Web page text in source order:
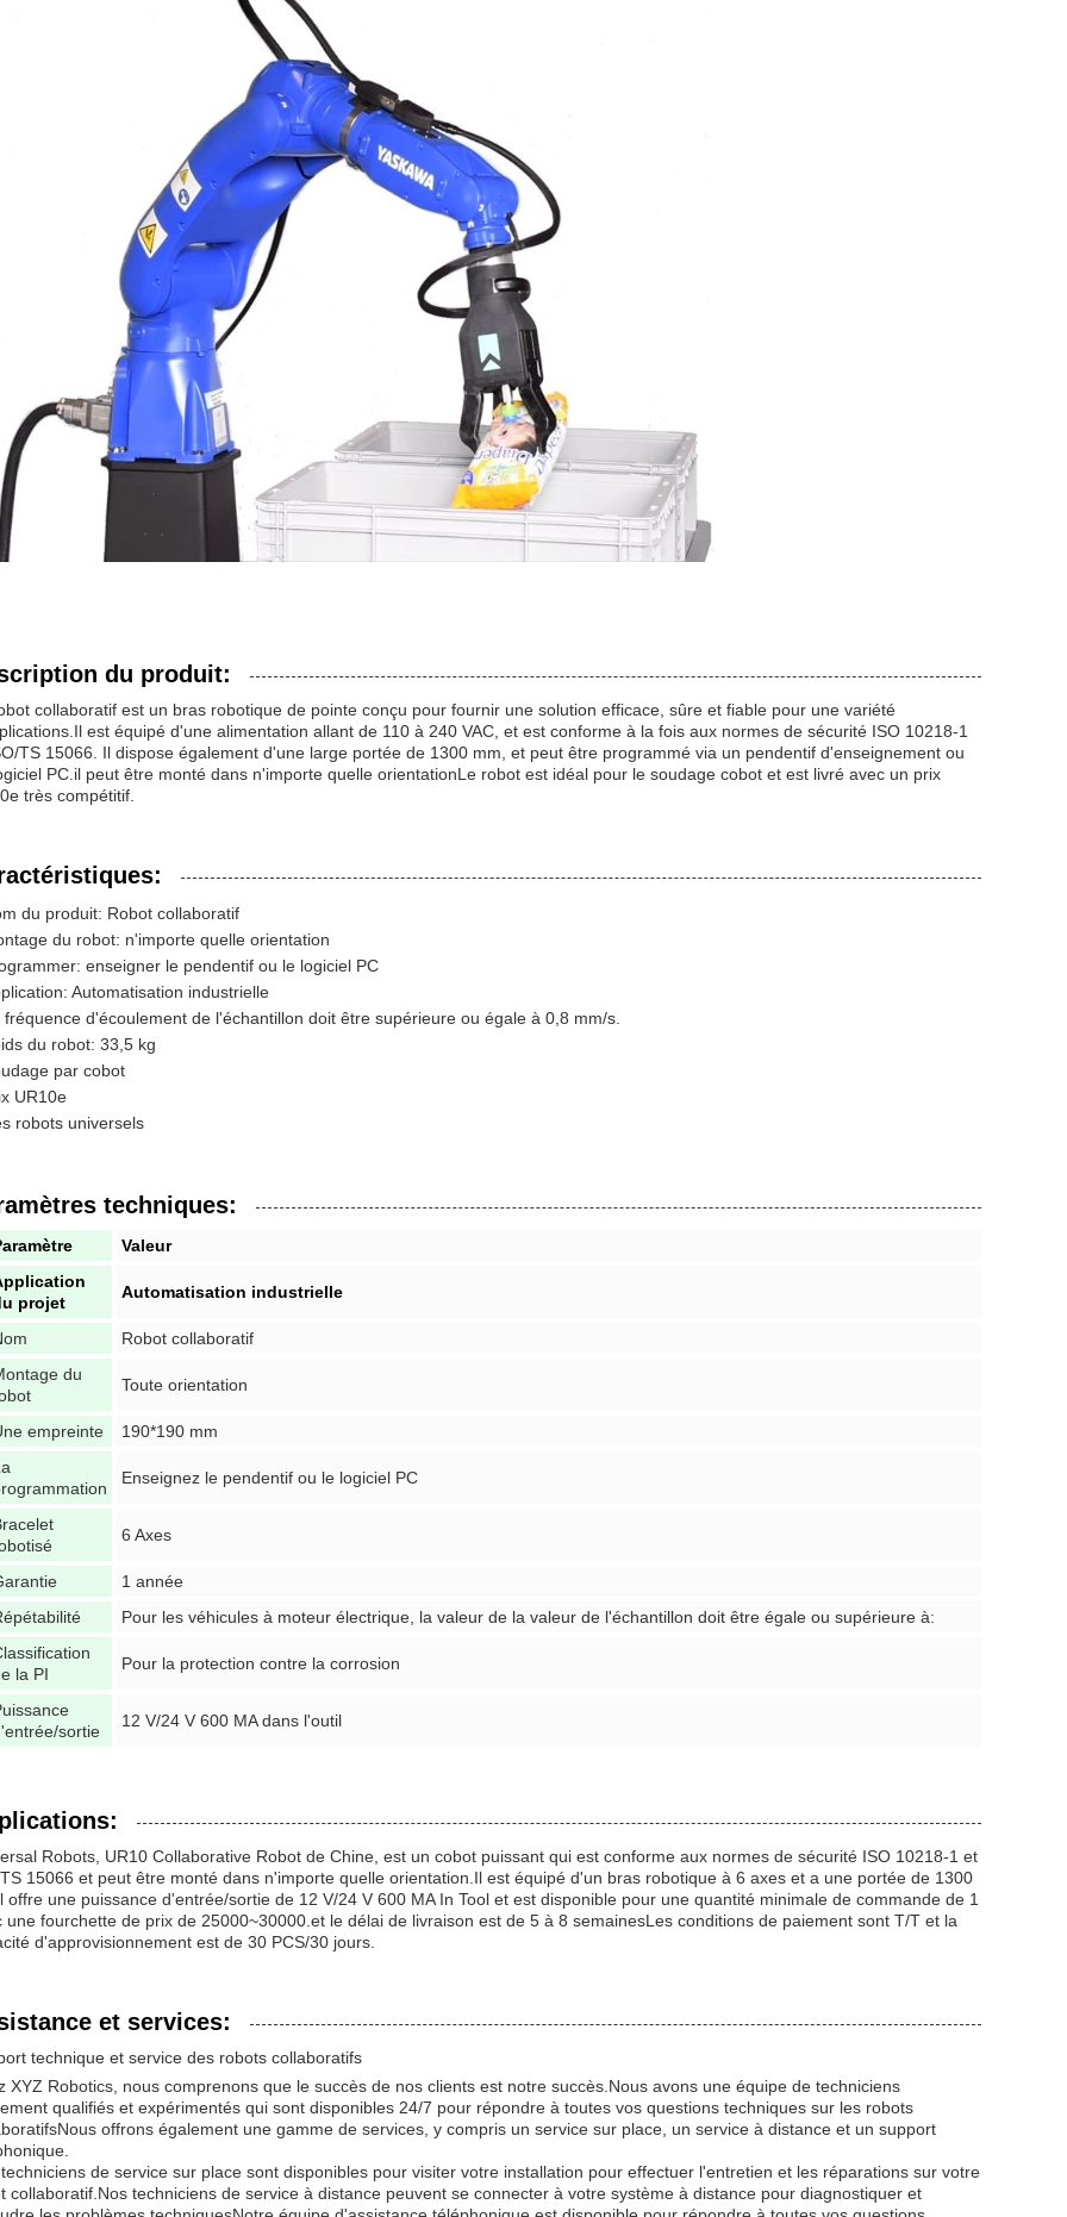
du produit:
collaboratif est un bras robotique de pointe conçu pour fournir une solution efficace, sûre et fiable pour une variété
est équipé d'une alimentation allant de 110 à 240 VAC, et est conforme à la fois aux normes de sécurité ISO 10218-1
TS 15066. Il dispose également d'une large portée de 1300 mm, et peut être programmé via un pendentif d'enseignement ou
PC.il peut être monté dans n'importe quelle orientationLe robot est idéal pour le soudage cobot et est livré avec un prix
très compétitif.
du produit: Robot collaboratif
du robot: n'importe quelle orientation
enseigner le pendentif ou le logiciel PC
Automatisation industrielle
fréquence d'écoulement de l'échantillon doit être supérieure ou égale à 0,8 mm/s.
du robot: 33,5 kg
par cobot
UR10e
robots universels
techniques:
Valeur
projet
Automatisation industrielle
Robot collaboratif
du
Toute orientation
empreinte
190*190 mm
Enseignez le pendentif ou le logiciel PC
6 Axes
1 année
Pour les véhicules à moteur électrique, la valeur de la valeur de l'échantillon doit être égale ou supérieure à:
la PI
Pour la protection contre la corrosion
sortie
12 V/24 V 600 MA dans l'outil
Robots, UR10 Collaborative Robot de Chine, est un cobot puissant qui est conforme aux normes de sécurité ISO 10218-1 et
15066 et peut être monté dans n'importe quelle orientation.Il est équipé d'un bras robotique à 6 axes et a une portée de 1300
offre une puissance d'entrée/sortie de 12 V/24 V 600 MA In Tool et est disponible pour une quantité minimale de commande de 1
une fourchette de prix de 25000~30000.et le délai de livraison est de 5 à 8 semainesLes conditions de paiement sont T/T et la
d'approvisionnement est de 30 PCS/30 jours.
et services:
technique et service des robots collaboratifs
XYZ Robotics, nous comprenons que le succès de nos clients est notre succès.Nous avons une équipe de techniciens
qualifiés et expérimentés qui sont disponibles 24/7 pour répondre à toutes vos questions techniques sur les robots
offrons également une gamme de services, y compris un service sur place, un service à distance et un support
de service sur place sont disponibles pour visiter votre installation pour effectuer l'entretien et les réparations sur votre
collaboratif.Nos techniciens de service à distance peuvent se connecter à votre système à distance pour diagnostiquer et